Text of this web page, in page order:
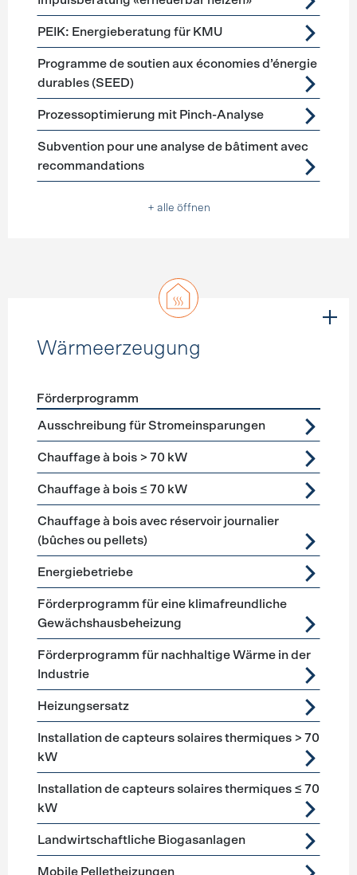
PEIK: Energieberatung für KMU
Programme de soutien aux économies d’énergie
durables (SEED)
Prozessoptimierung mit Pinch-Analyse
Subvention pour une analyse de bâtiment avec
recommandations
+ alle öffnen
Wärmeerzeugung
Förderprogramme Wärmeerzeugung
Förderprogramm
Ausschreibung für Stromeinsparungen
Chauffage à bois > 70 kW
Chauffage à bois ≤ 70 kW
Chauffage à bois avec réservoir journalier
(bûches ou pellets)
Energiebetriebe
Förderprogramm für eine klimafreundliche
Gewächshausbeheizung
Förderprogramm für nachhaltige Wärme in der
Industrie
Heizungsersatz
Installation de capteurs solaires thermiques > 70
kW
Installation de capteurs solaires thermiques ≤ 70
kW
Landwirtschaftliche Biogasanlagen
Mobile Pelletheizungen